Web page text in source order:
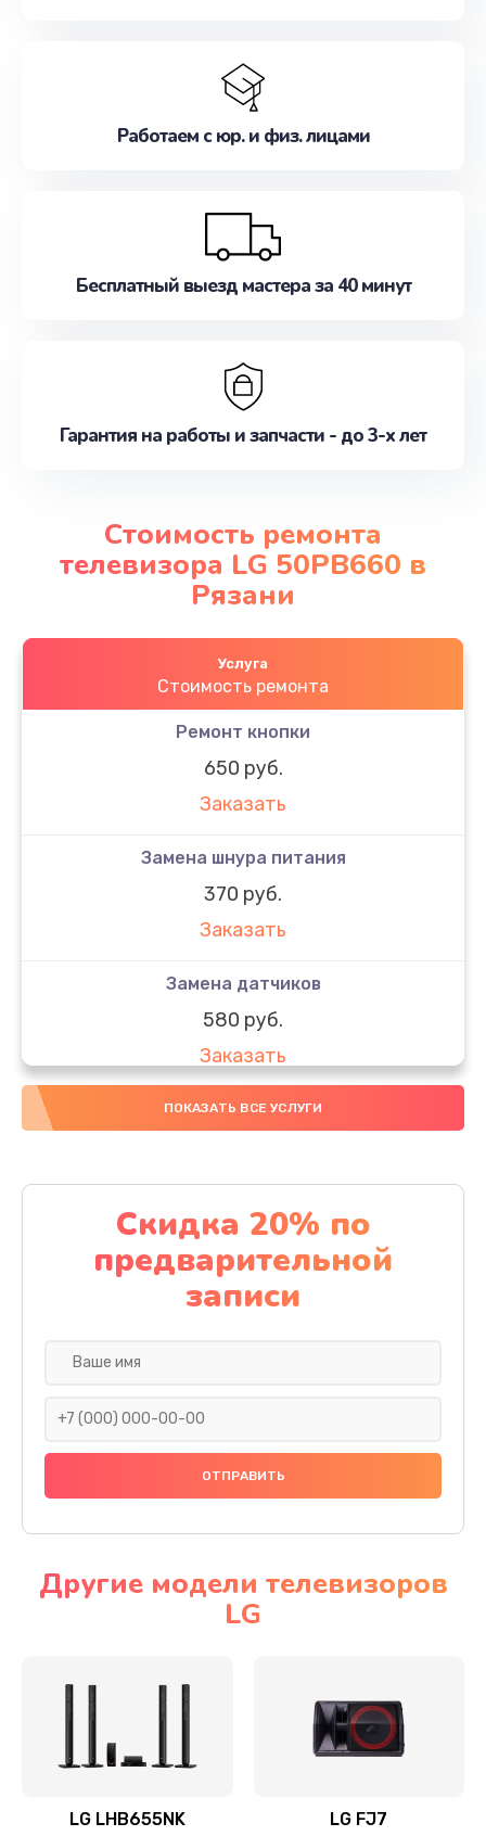
Работаем с юр. и физ. лицами
Бесплатный выезд мастера за 40 минут
Гарантия на работы и запчасти - до 3-х лет
Стоимость ремонта
телевизора LG 50PB660 в
Рязани
Услуга
Стоимость ремонта
Ремонт кнопки
650 руб.
Заказать
Замена шнура питания
370 руб.
Заказать
Замена датчиков
580 руб.
Заказать
Комплексная чистка
Заказать
Замена дисплея (экрана)
2000 руб.
Заказать
Ремонт платы электроники
Прошивка
Ремонт механики привода
Ремонт / замена кнопок, клавиш, индикаторов,
ПОКАЗАТЬ ВСЕ УСЛУГИ
Скидка 20% по
предварительной
записи
Другие модели телевизоров
LG
LG LHB655NK LG FJ7